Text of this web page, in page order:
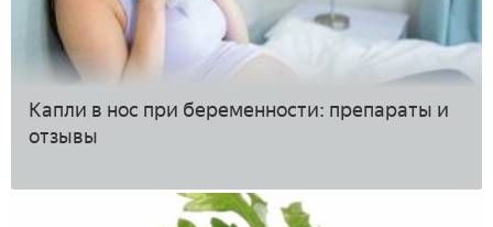
Капли в нос при беременности: препараты и
отзывы